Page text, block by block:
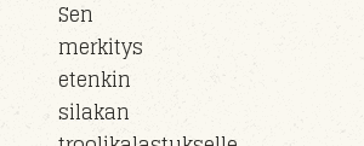
Sen
merkitys
etenkin
silakan